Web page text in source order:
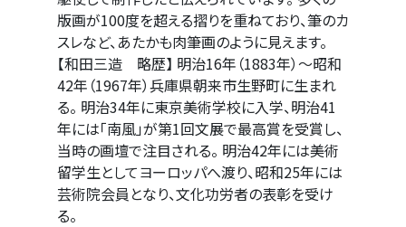
版画が100度を超える摺りを重ねており、筆のカ
スレなど、あたかも肉筆画のように見えます。
【和田三造 略歴】 明治16年（1883年）～昭和
42年（1967年）兵庫県朝来市生野町に生まれ
る。 明治34年に東京美術学校に入学、明治41
年には「南風」が第1回文展で最高賞を受賞し、
当時の画壇で注目される。 明治42年には美術
留学生としてヨーロッパへ渡り、昭和25年には
芸術院会員となり、文化功労者の表彰を受け
る。